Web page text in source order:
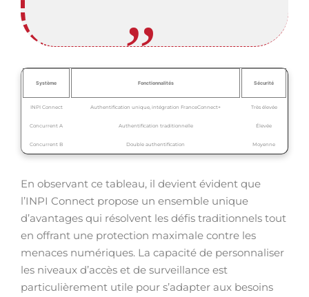
Système Fonctionnalités Sécurité
INPI Connect Authentification unique, intégration FranceConnect+ Très élevée
Concurrent A Authentification traditionnelle Élevée
Concurrent B Double authentification Moyenne
En observant ce tableau, il devient évident que
l’INPI Connect propose un ensemble unique
d’avantages qui résolvent les défis traditionnels tout
en offrant une protection maximale contre les
menaces numériques. La capacité de personnaliser
les niveaux d’accès et de surveillance est
particulièrement utile pour s’adapter aux besoins